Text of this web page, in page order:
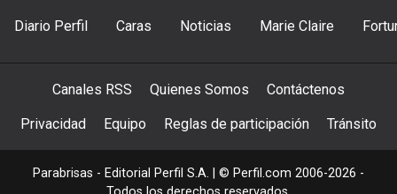
Diario Perfil Caras Noticias Marie Claire
Canales RSS Quienes Somos Contáctenos
Privacidad Equipo Reglas de participación Tránsito
Parabrisas - Editorial Perfil S.A. | © Perfil.com 2006-2026 -